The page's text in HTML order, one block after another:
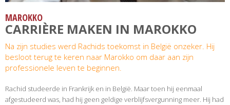
MAROKKO
CARRIÈRE MAKEN IN MAROKKO
Na zijn studies werd Rachids toekomst in België onzeker. Hij
besloot terug te keren naar Marokko om daar aan zijn
professionele leven te beginnen.
Rachid studeerde in Frankrijk en in België. Maar toen hij eenmaal
afgestudeerd was, had hij geen geldige verblijfsvergunning meer. Hij had